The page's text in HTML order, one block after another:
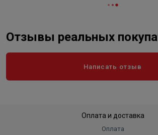
Отзывы реальных
Написать отзыв
Оплата и доставка
Оплата